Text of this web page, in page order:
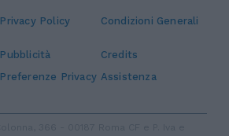
Privacy Policy Condizioni Generali
Pubblicità
Credits
Preferenze Privacy Assistenza